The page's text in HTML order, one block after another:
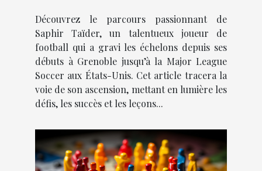
Découvrez le parcours passionnant de
Saphir Taïder, un talentueux joueur de
football qui a gravi les échelons depuis ses
débuts à Grenoble jusqu’à la Major League
Soccer aux États-Unis. Cet article tracera la
voie de son ascension, mettant en lumière les
défis, les succès et les leçons...